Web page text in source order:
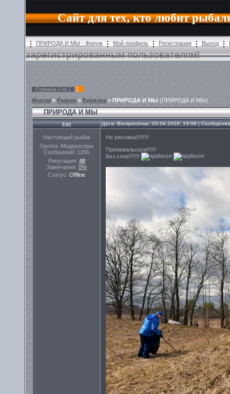
Сайт для тех, кто любит
ПРИРОДА И МЫ - Форум Мой профиль Регистрация Выход
зарегистрированным пользователям!
Страница 1 из 1
1
Форум » Разное » Курилка » ПРИРОДА И МЫ (ПРИРОДА И МЫ)
ПРИРОДА И МЫ
kgv Дата: Воскресенье, 03.04.2016, 19:06 |
Настоящий рыбак
Группа: Модераторы
Сообщений: 1266
Репутация: 48
Замечания: 0%
Статус: Offline
Не реклама!!!!!!!!
Прежевальское!!!!!!
Без слов!!!!!!!